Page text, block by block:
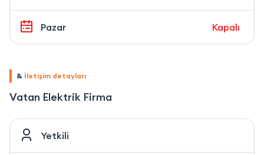
Pazar Kapalı
& İletişim detayları
Vatan Elektrik Firma
Yetkili